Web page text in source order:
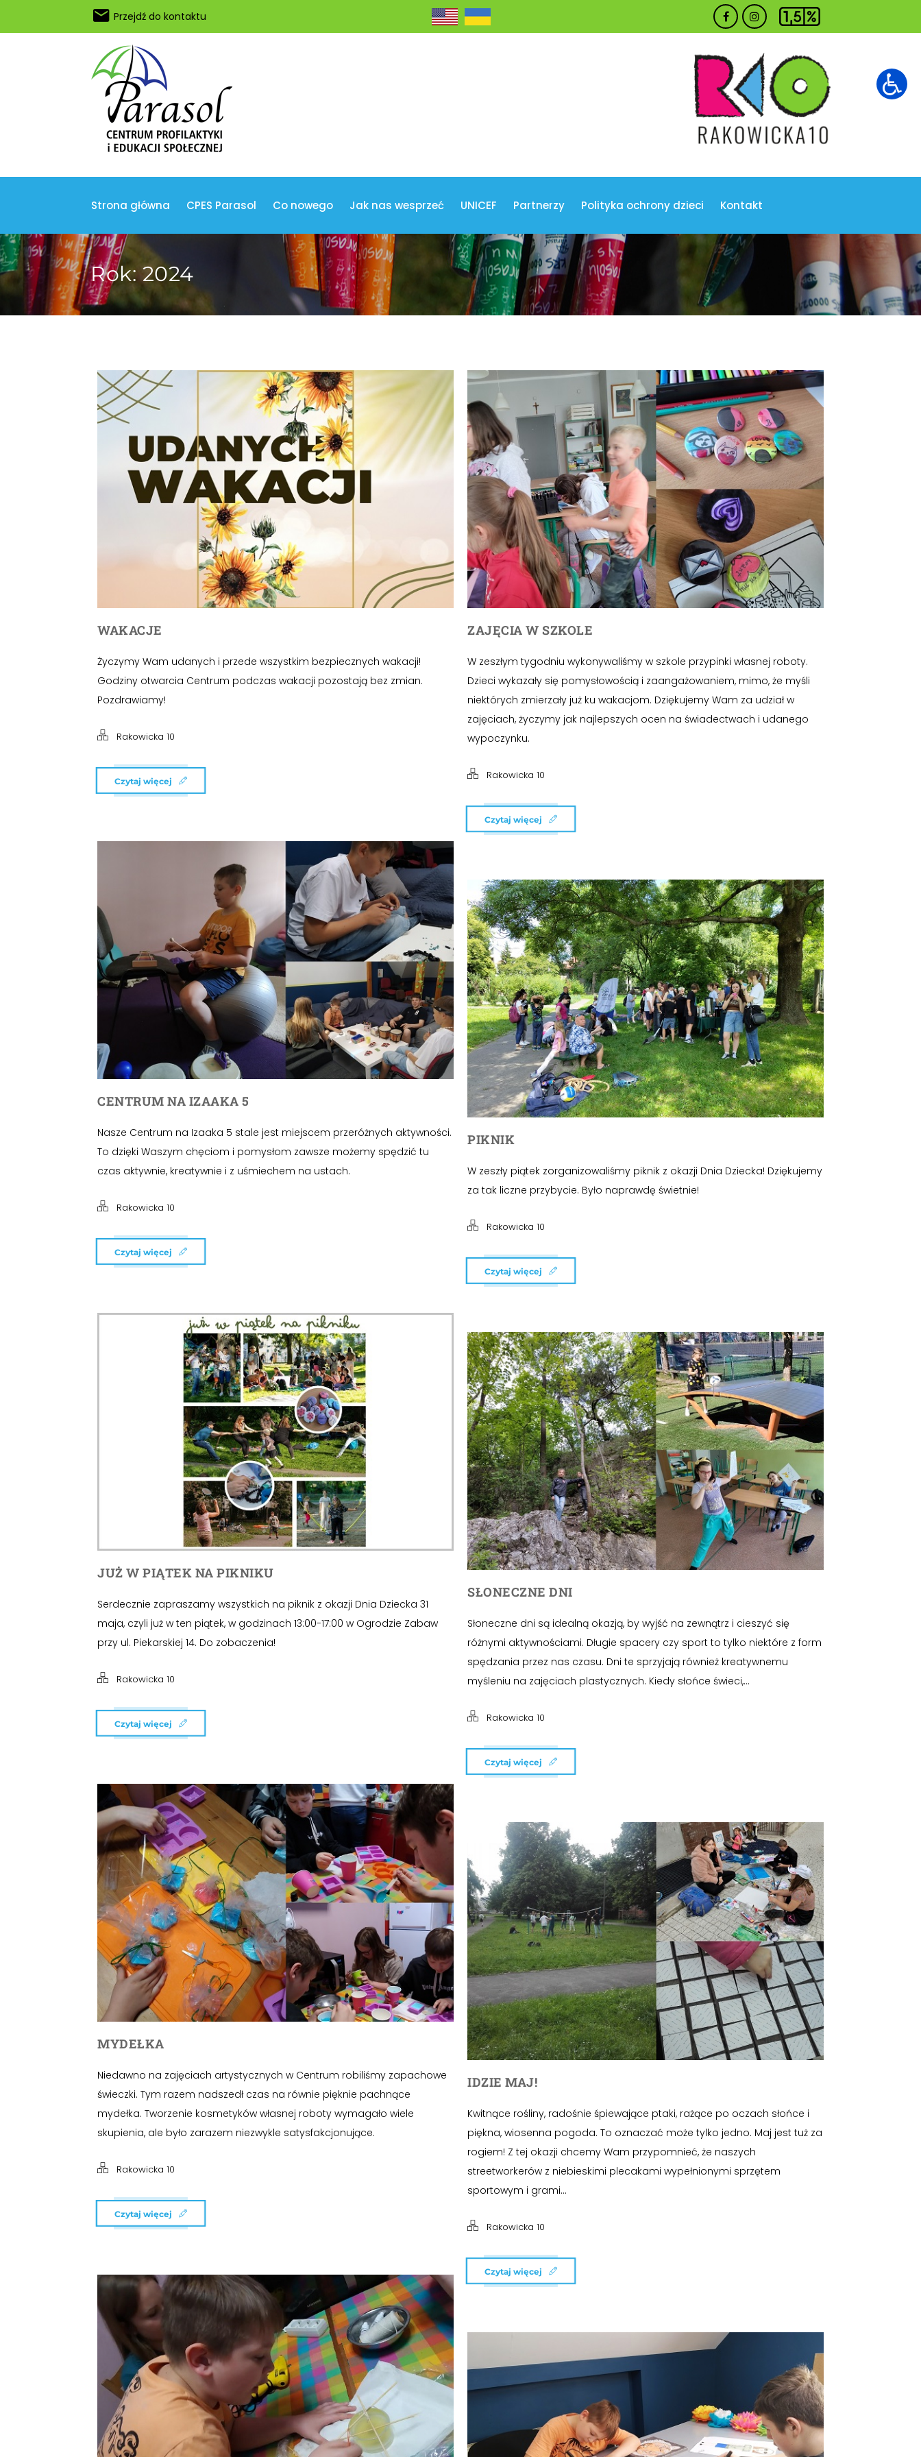
Przejdź do kontaktu
Strona główna CPES Parasol Co nowego Jak nas wesprzeć UNICEF Partnerzy Polityka ochrony dzieci Kontakt
Rok:2024
WAKACJE
Życzymy Wam udanych i przede wszystkim bezpiecznych wakacji!
Godziny otwarcia Centrum podczas wakacji pozostają bez zmian.
Pozdrawiamy!
Rakowicka 10
Czytaj więcej
ZAJĘCIA W SZKOLE
W zeszłym tygodniu wykonywaliśmy w szkole przypinki własnej roboty.
Dzieci wykazały się pomysłowością i zaangażowaniem, mimo, że myśli
niektórych zmierzały już ku wakacjom. Dziękujemy Wam za udział w
zajęciach, życzymy jak najlepszych ocen na świadectwach i udanego
wypoczynku.
Rakowicka 10
Czytaj więcej
CENTRUM NA IZAAKA 5
Nasze Centrum na Izaaka 5 stale jest miejscem przeróżnych aktywności.
To dzięki Waszym chęciom i pomysłom zawsze możemy spędzić tu
czas aktywnie, kreatywnie i z uśmiechem na ustach.
Rakowicka 10
Czytaj więcej
PIKNIK
W zeszły piątek zorganizowaliśmy piknik z okazji Dnia Dziecka! Dziękujemy
za tak liczne przybycie. Było naprawdę świetnie!
Rakowicka 10
Czytaj więcej
JUŻ W PIĄTEK NA PIKNIKU
Serdecznie zapraszamy wszystkich na piknik z okazji Dnia Dziecka 31
maja, czyli już w ten piątek, w godzinach 13:00-17:00 w Ogrodzie Zabaw
przy ul. Piekarskiej 14. Do zobaczenia!
Rakowicka 10
Czytaj więcej
SŁONECZNE DNI
Słoneczne dni są idealną okazją, by wyjść na zewnątrz i cieszyć się
różnymi aktywnościami. Długie spacery czy sport to tylko niektóre z form
spędzania przez nas czasu. Dni te sprzyjają również kreatywnemu
myśleniu na zajęciach plastycznych. Kiedy słońce świeci,...
Rakowicka 10
Czytaj więcej
MYDEŁKA
Niedawno na zajęciach artystycznych w Centrum robiliśmy zapachowe
świeczki. Tym razem nadszedł czas na równie pięknie pachnące
mydełka. Tworzenie kosmetyków własnej roboty wymagało wiele
skupienia, ale było zarazem niezwykle satysfakcjonujące.
Rakowicka 10
Czytaj więcej
IDZIE MAJ!
Kwitnące rośliny, radośnie śpiewające ptaki, rażące po oczach słońce i
piękna, wiosenna pogoda. To oznaczać może tylko jedno. Maj jest tuż za
rogiem! Z tej okazji chcemy Wam przypomnieć, że naszych
streetworkerów z niebieskimi plecakami wypełnionymi sprzętem
sportowym i grami...
Rakowicka 10
Czytaj więcej